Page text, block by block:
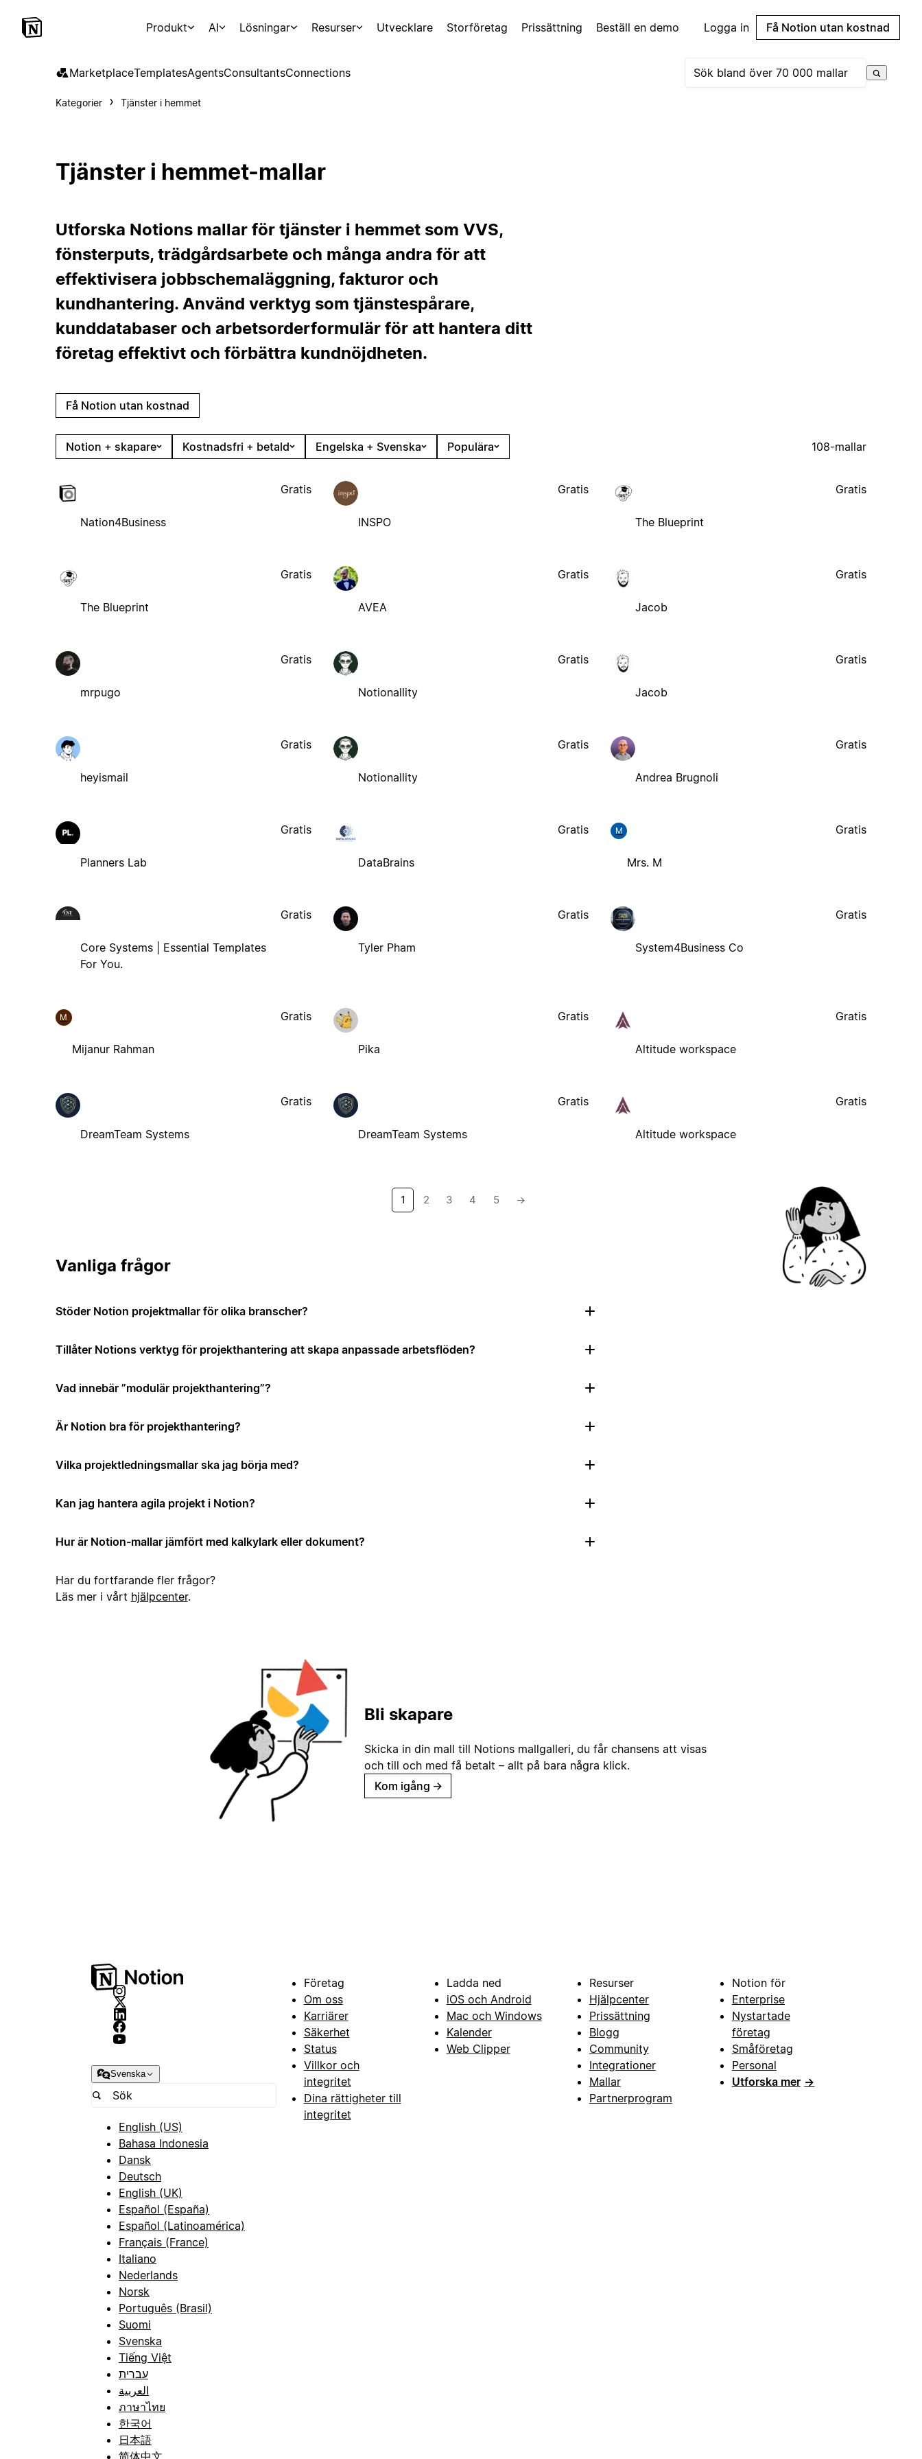
Produkt AI Lösningar Resurser Utvecklare Storföretag Prissättning Beställ en demo Logga in Få Notion utan kostnad
MarketplaceTemplatesAgentsConsultantsConnections
Kategorier Tjänster i hemmet
Tjänster i hemmet-mallar
Utforska Notions mallar för tjänster i hemmet som VVS,
fönsterputs, trädgårdsarbete och många andra för att
effektivisera jobbschemaläggning, fakturor och
kundhantering. Använd verktyg som tjänstespårare,
kunddatabaser och arbetsorderformulär för att hantera ditt
företag effektivt och förbättra kundnöjdheten.
Få Notion utan kostnad
Notion + skapare Kostnadsfri + betald Engelska + Svenska Populära 108-mallar
Nation4Business
Gratis
INSPO
Gratis
The Blueprint
Gratis
The Blueprint
Gratis
AVEA
Gratis
Jacob
Gratis
mrpugo
Gratis
Notionallity
Gratis
Jacob
Gratis
heyismail
Gratis
Notionallity
Gratis
Andrea Brugnoli
Gratis
Planners Lab
Gratis
DataBrains
Gratis M
Mrs. M
Gratis
Core Systems | Essential Templates
For You.
Gratis
Tyler Pham
Gratis
System4Business Co
Gratis
M
Mijanur Rahman
Gratis
Pika
Gratis
Altitude workspace
Gratis
DreamTeam Systems
Gratis
DreamTeam Systems
Gratis
Altitude workspace
Gratis
1 2 3 4 5 →
Vanliga frågor
Stöder Notion projektmallar för olika branscher?
Tillåter Notions verktyg för projekthantering att skapa anpassade arbetsflöden?
Vad innebär ”modulär projekthantering”?
Är Notion bra för projekthantering?
Vilka projektledningsmallar ska jag börja med?
Kan jag hantera agila projekt i Notion?
Hur är Notion-mallar jämfört med kalkylark eller dokument?
Har du fortfarande fler frågor?
Läs mer i vårt hjälpcenter.
Bli skapare
Skicka in din mall till Notions mallgalleri, du får chansens att visas
och till och med få betalt – allt på bara några klick.
Kom igång →
Svenska
English (US)
Bahasa Indonesia
Dansk
Deutsch
English (UK)
Español (España)
Español (Latinoamérica)
Français (France)
Italiano
Nederlands
Norsk
Português (Brasil)
Suomi
Svenska
Tiếng Việt
עברית
العربية
ภาษาไทย
한국어
日本語
简体中文
Företag
Om oss
Karriärer
Säkerhet
Status
Villkor och
integritet
Dina rättigheter till
integritet
Ladda ned
iOS och Android
Mac och Windows
Kalender
Web Clipper
Resurser
Hjälpcenter
Prissättning
Blogg
Community
Integrationer
Mallar
Partnerprogram
Notion för
Enterprise
Nystartade
företag
Småföretag
Personal
Utforska mer →